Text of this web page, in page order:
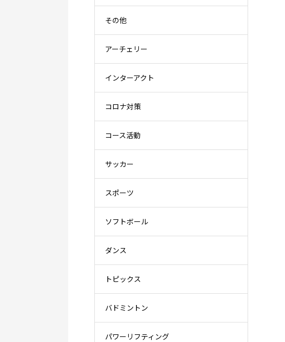
その他
アーチェリー
インターアクト
コロナ対策
コース活動
サッカー
スポーツ
ソフトボール
ダンス
トピックス
バドミントン
パワーリフティング